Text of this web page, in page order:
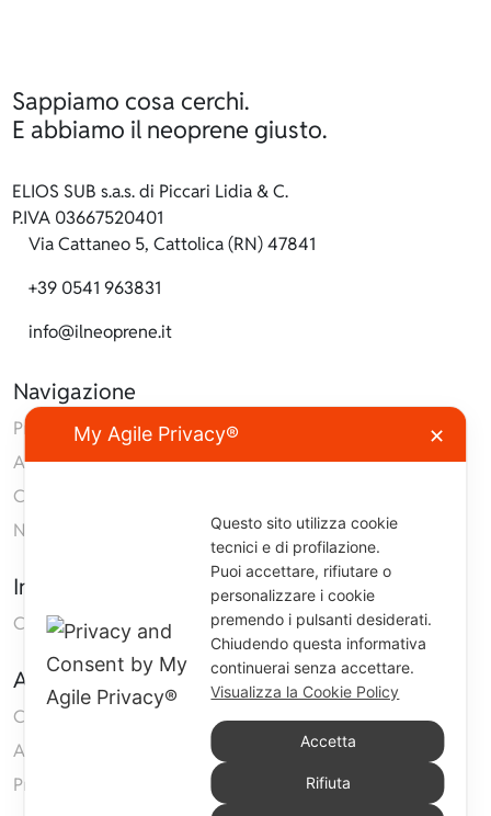
Sappiamo cosa cerchi.
E abbiamo il neoprene giusto.
ELIOS SUB s.a.s. di Piccari Lidia & C.
P.IVA 03667520401
Via Cattaneo 5, Cattolica (RN) 47841
+39 0541 963831
info@ilneoprene.it
Navigazione
Prodotti
Azienda
Contatti
Neoprene
Informazioni
Condizioni generali di vendita
Area Clienti
Carrello
Accedi
Privacy Policy
My Agile Privacy® ✕
Questo sito utilizza cookie
tecnici e di profilazione.
Puoi accettare, rifiutare o
personalizzare i cookie
premendo i pulsanti desiderati.
Chiudendo questa informativa
continuerai senza accettare.
Visualizza la Cookie Policy
Accetta
Rifiuta